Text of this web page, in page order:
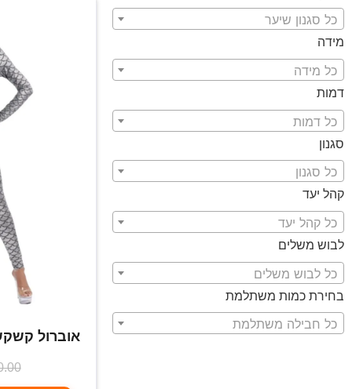
כל סגנון שיער
מידה
כל מידה
דמות
כל דמות
סגנון
כל סגנון
קהל יעד
כל קהל יעד
לבוש משלים
כל לבוש משלים
בחירת כמות משתלמת
כל חבילה משתלמת
אוברול